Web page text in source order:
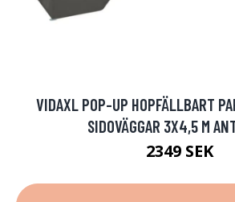
VIDAXL POP-UP HOPFÄLLBART
SIDOVÄGGAR 3X4,5 M
2349 SEK